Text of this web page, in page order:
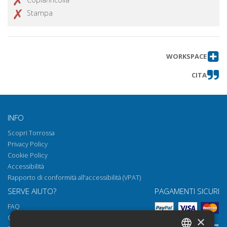
Stampa
WORKSPACE
CITA
INFO
Scopri Torrossa
Privacy Policy
Cookie Policy
Accessibilità
Rapporto di conformità all'accessibilità (VPAT)
SERVE AIUTO?
FAQ
Come aprire i nostri documenti
PAGAMENTI SICURI
×